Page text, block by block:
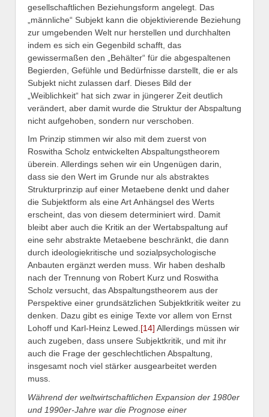
gesellschaftlichen Beziehungsform angelegt. Das
„männliche“ Subjekt kann die objektivierende Beziehung
zur umgebenden Welt nur herstellen und durchhalten
indem es sich ein Gegenbild schafft, das
gewissermaßen den „Behälter“ für die abgespaltenen
Begierden, Gefühle und Bedürfnisse darstellt, die er als
Subjekt nicht zulassen darf. Dieses Bild der
„Weiblichkeit“ hat sich zwar in jüngerer Zeit deutlich
verändert, aber damit wurde die Struktur der Abspaltung
nicht aufgehoben, sondern nur verschoben.
Im Prinzip stimmen wir also mit dem zuerst von
Roswitha Scholz entwickelten Abspaltungstheorem
überein. Allerdings sehen wir ein Ungenügen darin,
dass sie den Wert im Grunde nur als abstraktes
Strukturprinzip auf einer Metaebene denkt und daher
die Subjektform als eine Art Anhängsel des Werts
erscheint, das von diesem determiniert wird. Damit
bleibt aber auch die Kritik an der Wertabspaltung auf
eine sehr abstrakte Metaebene beschränkt, die dann
durch ideologiekritische und sozialpsychologische
Anbauten ergänzt werden muss. Wir haben deshalb
nach der Trennung von Robert Kurz und Roswitha
Scholz versucht, das Abspaltungstheorem aus der
Perspektive einer grundsätzlichen Subjektkritik weiter zu
denken. Dazu gibt es einige Texte vor allem von Ernst
Lohoff und Karl-Heinz Lewed.[14] Allerdings müssen wir
auch zugeben, dass unsere Subjektkritik, und mit ihr
auch die Frage der geschlechtlichen Abspaltung,
insgesamt noch viel stärker ausgearbeitet werden
muss.
Während der weltwirtschaftlichen Expansion der 1980er
und 1990er-Jahre war die Prognose einer